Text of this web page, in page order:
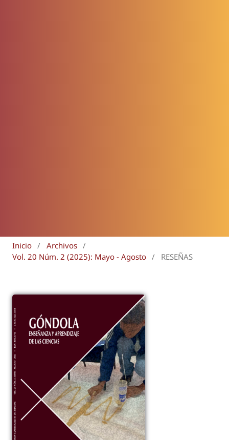
Inicio / Archivos /
Vol. 20 Núm. 2 (2025): Mayo - Agosto / RESEÑAS